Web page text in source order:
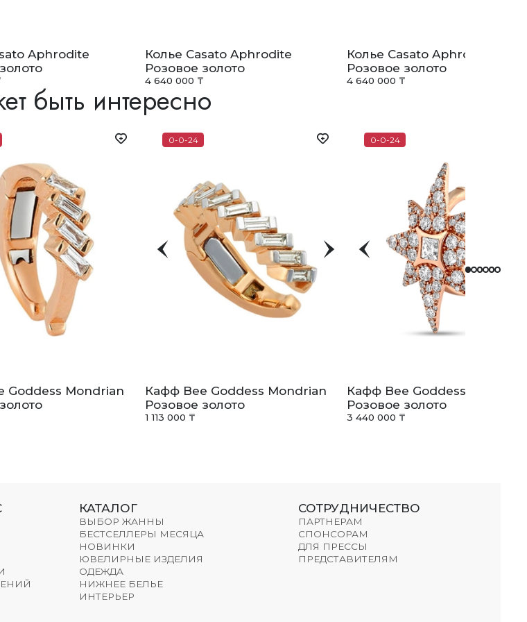
Aphrodite
Колье Casato Aphrodite
Розовое золото
4 640 000 ₸
Колье Casato Aphrodite
Розовое золото
4 640 000 ₸
быть интересно
Goddess Mondrian
0-0-24
Кафф Bee Goddess Mondrian
Розовое золото
1 113 000 ₸
0-0-24
Кафф Bee Goddess Venus
Розовое золото
3 440 000 ₸
КАТАЛОГ
ВЫБОР ЖАННЫ
БЕСТСЕЛЛЕРЫ МЕСЯЦА
НОВИНКИ
ЮВЕЛИРНЫЕ ИЗДЕЛИЯ
ОДЕЖДА
НИЖНЕЕ БЕЛЬЕ
ИНТЕРЬЕР
СОТРУДНИЧЕСТВО
ПАРТНЕРАМ
СПОНСОРАМ
ДЛЯ ПРЕССЫ
ПРЕДСТАВИТЕЛЯМ